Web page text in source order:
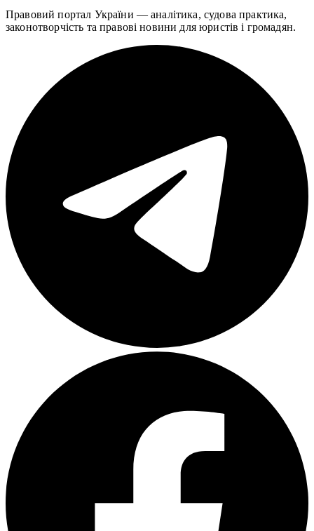
Правовий портал України — аналітика, судова практика,
законотворчість та правові новини для юристів і громадян.